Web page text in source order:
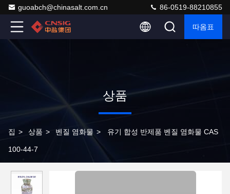
guoabch@chinasalt.com.cn 86-0519-88210855
따옴표
상품
집 > 상품 > 벤질 염화물 > 유기 합성 반제품 벤질 염화물 CAS
100-44-7